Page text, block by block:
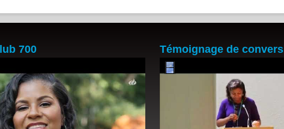
700 Témoignage de